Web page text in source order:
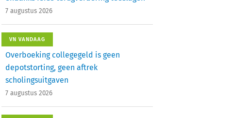
7 augustus 2026
VN VANDAAG
Overboeking collegegeld is geen
depotstorting, geen aftrek
scholingsuitgaven
7 augustus 2026